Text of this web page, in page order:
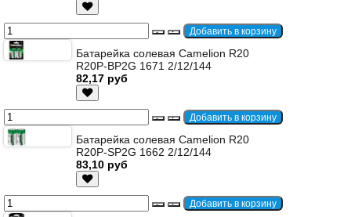
Батарейка солевая Camelion R20
R20P-BP2G 1671 2/12/144
82,17 руб
Батарейка солевая Camelion R20
R20P-SP2G 1662 2/12/144
83,10 руб